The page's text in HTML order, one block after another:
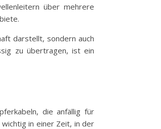
über mehrere
darstellt, sondern auch
zu übertragen, ist ein
die anfällig für
in einer Zeit, in der